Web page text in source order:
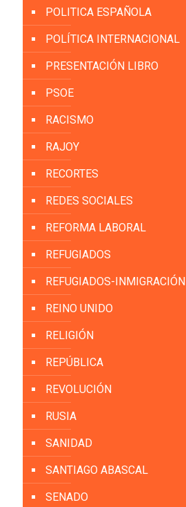
POLITICA ESPAÑOLA
POLÍTICA INTERNACIONAL
PRESENTACIÓN LIBRO
PSOE
RACISMO
RAJOY
RECORTES
REDES SOCIALES
REFORMA LABORAL
REFUGIADOS
REFUGIADOS-INMIGRACIÓN
REINO UNIDO
RELIGIÓN
REPÚBLICA
REVOLUCIÓN
RUSIA
SANIDAD
SANTIAGO ABASCAL
SENADO